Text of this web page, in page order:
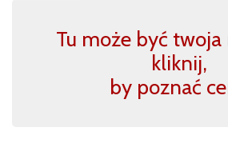
Tu może być twoja
kliknij,
by poznać